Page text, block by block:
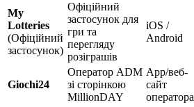
My
Lotteries
(Офіційний
застосунок)
Офіційний
застосунок для
гри та
перегляду
розіграшів
iOS /
Android
Giochi24
Оператор ADM
зі сторінкою
MillionDAY
App/веб-
сайт
оператора